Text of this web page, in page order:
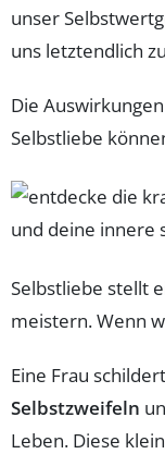
unser
uns letztendlich
Die
Selbstliebe
Selbstliebe stellt
meistern. Wenn
Eine Frau
Selbstzweifeln
Leben. Diese